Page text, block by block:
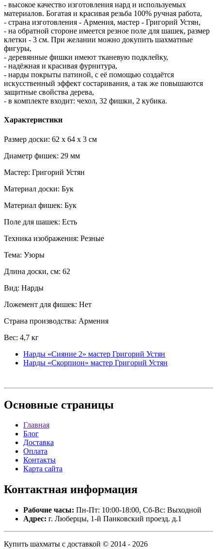
- высокое качество изготовления нард и используемых
материалов. Богатая и красивая резьба 100% ручная работа,
- страна изготовления - Армения, мастер - Григорий Устян,
- на обратной стороне имеется резное поле для шашек, размер
клетки - 3 см. При желании можно докупить шахматные
фигуры,
- деревянные фишки имеют тканевую подклейку,
- надёжная и красивая фурнитура,
- нарды покрыты патиной, с её помощью создаётся
искусственный эффект состаривания, а так же повышаются
защитные свойства дерева,
- в комплекте входит: чехол, 32 фишки, 2 кубика.
Характеристики
Размер доски: 62 x 64 x 3 см
Диаметр фишек: 29 мм
Мастер: Григорий Устян
Материал доски: Бук
Материал фишек: Бук
Поле для шашек: Есть
Техника изображения: Резные
Тема: Узоры
Длина доски, см: 62
Вид: Нарды
Ложемент для фишек: Нет
Страна производства: Армения
Вес: 4,7 кг
Нарды «Сияние 2» мастер Григорий Устян
Нарды «Скорпион» мастер Григорий Устян
Основные страницы
Главная
Блог
Доставка
Оплата
Контакты
Карта сайта
Контактная информация
Рабочие часы: Пн-Пт: 10:00-18:00, Сб-Вс: Выходной
Адрес: г. Люберцы, 1-й Панковский проезд. д.1
Купить шахматы с доставкой © 2014 - 2026